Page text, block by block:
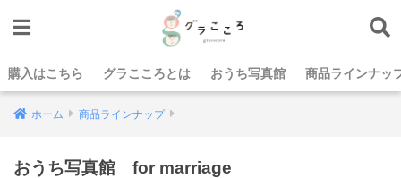
購入はこちら グラこころとは おうち写真館 商品ラインナッ
ホーム 商品ラインナップ
おうち写真館 for marriage